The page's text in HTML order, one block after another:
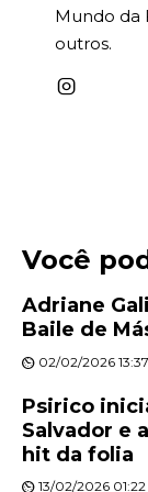
Mundo da
outros.
Você
Adriane
Baile de
02/02/2026 13:37
Psirico
Salvador e
hit da folia
13/02/2026 01:22